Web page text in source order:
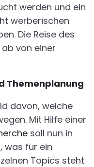
werden und ein
werberischen
Die Reise des
von einer
Themenplanung
davon, welche
Mit Hilfe einer
soll nun in
was für ein
Topics steht